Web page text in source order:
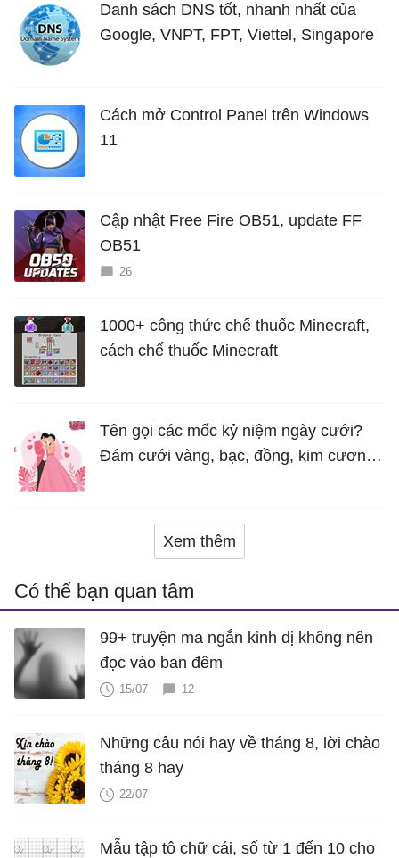
Danh sách DNS tốt, nhanh nhất của
Google, VNPT, FPT, Viettel, Singapore
Cách mở Control Panel trên Windows
11
Cập nhật Free Fire OB51, update FF
OB51
26
1000+ công thức chế thuốc Minecraft,
cách chế thuốc Minecraft
Tên gọi các mốc kỷ niệm ngày cưới?
Đám cưới vàng, bạc, đồng, kim cương
Xem thêm
Có thể bạn quan tâm
99+ truyện ma ngắn kinh dị không nên
đọc vào ban đêm
15/07 12
Những câu nói hay về tháng 8, lời chào
tháng 8 hay
22/07
Mẫu tập tô chữ cái, số từ 1 đến 10 cho